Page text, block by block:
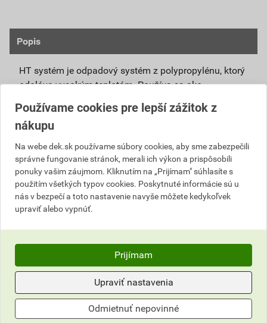
Popis
HT systém je odpadový systém z polypropylénu, ktorý
odoláva vysokým teplotám. Používa sa ako
vnútri budov pri vyššom teplotnom alebo chemickom
zaťažení bez nároku na zníženú horľavosť. Výhody:
vysoké úžitkové vlastnosti – ohľad na vysoké
mechanické, hygienické a ekologické
požiadavky,
bezpečná prevádzka, nízke riziko zanášania –
hrdlový spoj je tesnený viacnásobným tesniacim
životnosť až 100 rokov – vyrábaný z
polypropylénu, ktorý má vysokú húževnatosť,
dlhodobú teplotnú aj chemickú stabilitu,
univerzálne použitie,
jednoduchá montáž,
Používame cookies pre lepší zážitok z
nákupu
Na webe dek.sk používame súbory cookies, aby sme zabezpečili
správne fungovanie stránok, merali ich výkon a prispôsobili
ponuky vašim záujmom. Kliknutím na „Prijímam" súhlasíte s
použitím všetkých typov cookies. Poskytnuté informácie sú u
nás v bezpečí a toto nastavenie navyše môžete kedykoľvek
upraviť alebo vypnúť.
Prijímam
Upraviť nastavenia
Odmietnuť nepovinné